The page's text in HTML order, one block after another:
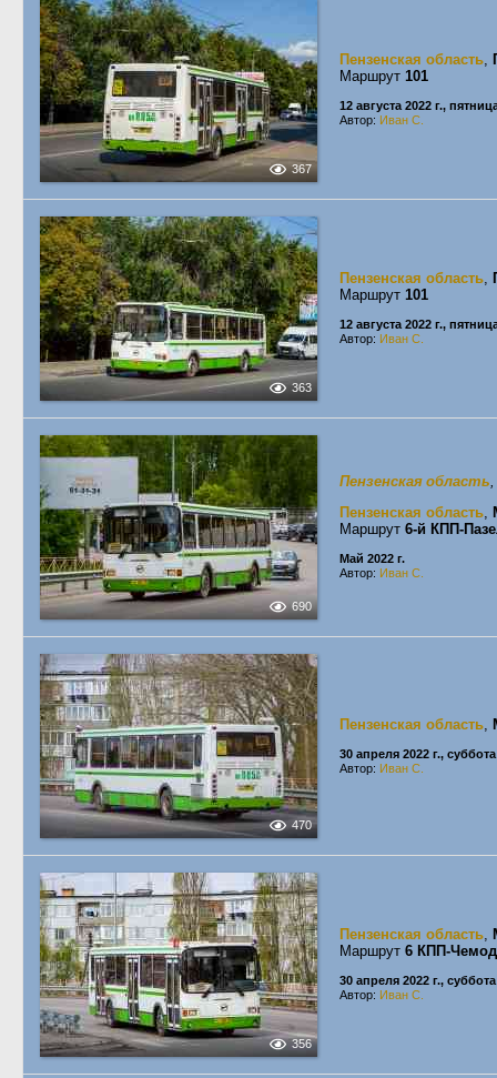
367
Пензенская область,
Маршрут 101
12 августа 2022 г.,
Автор: Иван С.
363
Пензенская область,
Маршрут 101
12 августа 2022 г.,
Автор: Иван С.
690
Пензенская область,
Пензенская область,
Маршрут 6-й КПП-
Май 2022 г.
Автор: Иван С.
470
Пензенская область,
30 апреля 2022 г., суббота
Автор: Иван С.
356
Пензенская область,
Маршрут 6 КПП-
30 апреля 2022 г., суббота
Автор: Иван С.